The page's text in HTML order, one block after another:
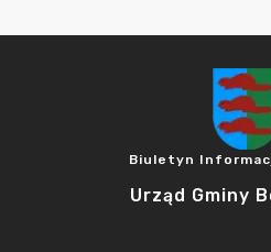
Biuletyn
Urząd Gminy